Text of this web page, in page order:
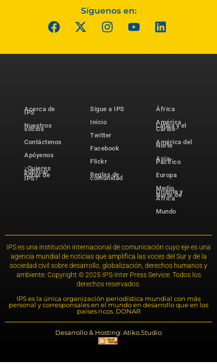
Síguenos en:
Acerca de
IPS
Nuestros
socios
Contáctenos
Apóyenos
¿Quieres
publicar
notas de
IPS?
Sigue a IPS
Inicio
Twitter
Facebook
Flickr
Reglas de
comunidad
África
América
Latina y el
Caribe
América del
Norte
Asia-
Pacífico
Europa
Medio
Oriente y
Norte de
África
Mundo
IPS es una institución internacional de comunicación cuyo eje es una
agencia mundial de noticias que amplifica las voces del Sur y de la
sociedad civil sobre desarrollo, globalización, derechos humanos y
ambiente. Copyright © 2025 IPS-Inter Press Service. Todos los
derechos reservados.
IPS es la única organización periodística mundial con más
personal y corresponsales en el mundo en desarrollo que en los
países ricos. DONAR
Desarrollo & Hosting: Atiko.Studio